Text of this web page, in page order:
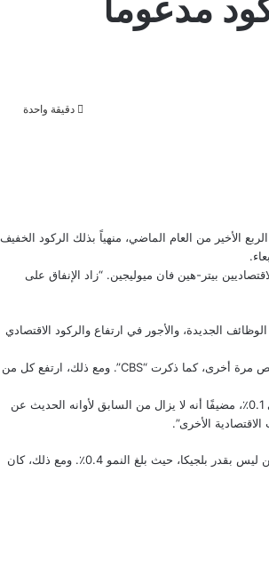
مدعوما
دقيقة واحدة
من الركود مدعوما بإنفاق المستهلكين، حيث نما بنسبة 0.3% في الربع الأخير من العام الماضي، منهياً بذلك الركود الخفيف
إنفاقهم بنسبة 1.8٪، وفقا لما ذكره كبير الاقتصاديين بيتر-هين فان ميوليجين. “زاد الإنفاق على
الجديدة، والأجور في ارتفاع والركود الاقتصادي
على الرغم من أن معظم القطاعات استفادت من نمو الربع الرابع، إلا أن قطاع البناء تقلص مرة أخرى، كما ذكرت “CBS”. ومع ذلك، ارتفع كل من
وقال فان ميوليجين إن أرقام الربع الرابع ترفع النمو الاقتصادي على مدار العام بأكمله إلى 0.1٪، مضيفًا أنه لا يزال من السابق لأوانه الحديث عن
الأخرى”.
نما الاقتصاد الهولندي أكثر من المعدل الوسطي لكتلة الاتحاد الأوروبي في الربع الأخير، لكن ليس بقدر بلجيكا، حيث بلغ النمو 0.4٪. ومع ذلك، كان